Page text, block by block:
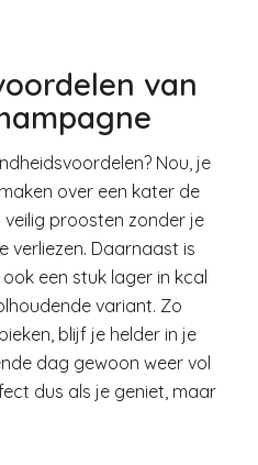
van
Nou, je
over een kater de
proosten zonder je
verliezen. Daarnaast is
een stuk lager in kcal
variant. Zo
blijf je helder in je
dag gewoon weer vol
dus als je geniet, maar